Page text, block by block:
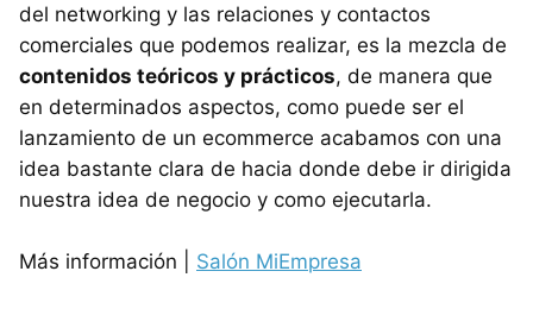
del networking y las relaciones y contactos
comerciales que podemos realizar, es la mezcla de
contenidos teóricos y prácticos, de manera que
en determinados aspectos, como puede ser el
lanzamiento de un ecommerce acabamos con una
idea bastante clara de hacia donde debe ir dirigida
nuestra idea de negocio y como ejecutarla.
Más información | Salón MiEmpresa